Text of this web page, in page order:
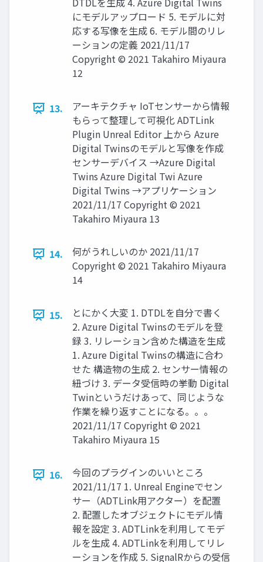
にモデルアップロード 5. モデルに対
応する写像を生成 6. モデル間のリレ
ーションの定義 2021/11/17
Copyright © 2021 Takahiro Miyaura
12
13.
アーキテクチャ IoTセンサーから情報
もらって整理して可視化 ADTLink
Plugin Unreal Editor 上から Azure
Digital Twinsのモデルと写像を作成
センサーデバイス →Azure Digital
Twins Azure Digital Twi Azure
Digital Twins →アプリケーション
2021/11/17 Copyright © 2021
Takahiro Miyaura 13
14.
何がうれしいのか 2021/11/17
Copyright © 2021 Takahiro Miyaura
14
15.
とにかく大変 1. DTDLを自分で書く
2. Azure Digital Twinsのモデルを登
録 3. リレーション含めた構造を生成
1. Azure Digital Twinsの構造に合わ
せた 構造物の生成 2. センサー情報の
紐づけ 3. データ受信時の挙動 Digital
Twinというだけあって、同じような
作業を繰り返すことになる。。。
2021/11/17 Copyright © 2021
Takahiro Miyaura 15
16.
今回のプラグインのいいところ
2021/11/17 1. Unreal Engineでセン
サー（ADTLink用アクター）を配置
2. 配置したオブジェクトにモデル情
報を設定 3. ADTLinkを利用してモデ
ルを生成 4. ADTLinkを利用してリレ
ーションを作成 5. SignalRからの受信